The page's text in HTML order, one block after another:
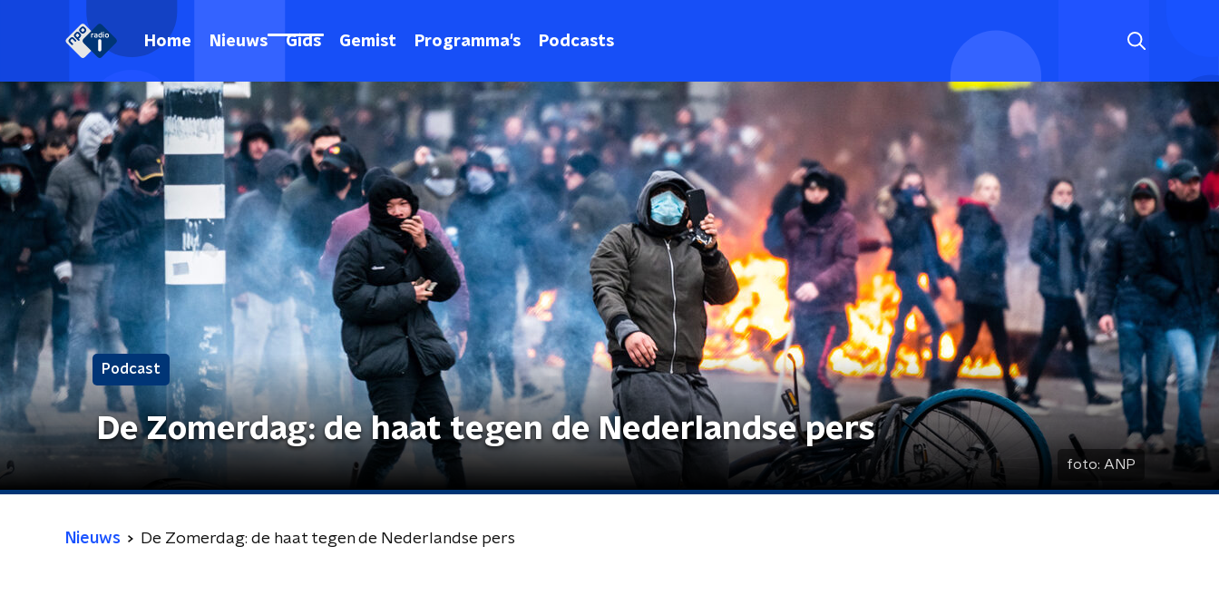
Home Nieuws Gids Gemist Programma's Podcasts
Podcast
De Zomerdag: de haat tegen de Nederlandse pers
foto: ANP
Nieuws De Zomerdag: de haat tegen de Nederlandse pers